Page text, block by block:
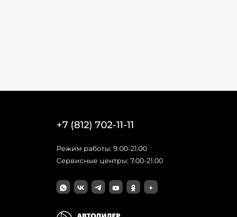
+7 (812) 702-11-11
Режим работы: 9.00-21.00
Сервисные центры: 7.00-21.00